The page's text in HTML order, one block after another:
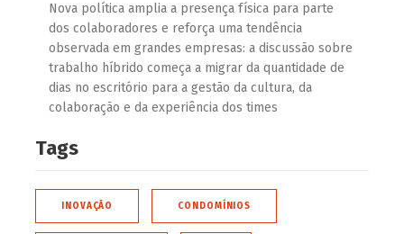
Nova política amplia a presença física para parte
dos colaboradores e reforça uma tendência
observada em grandes empresas: a discussão sobre
trabalho híbrido começa a migrar da quantidade de
dias no escritório para a gestão da cultura, da
colaboração e da experiência dos times
Tags
INOVAÇÃO CONDOMÍNIOS